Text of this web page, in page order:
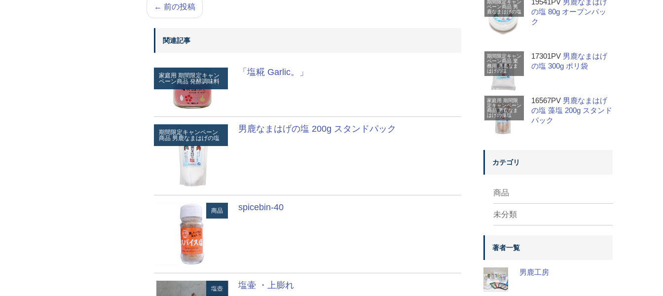
← 前の投稿
関連記事
家庭用 期間限定キャン
ペーン商品 発酵調味料
「塩糀 Garlic。」
期間限定キャンペーン
商品 男鹿なまはげの塩
男鹿なまはげの塩 200g スタンドパック
商品 spicebin-40
塩壺 塩壷 ・上膨れ
期間限定キャン
ペーン商品 男
鹿なまはげの塩
19541PV 男鹿なまはげ
の塩 80g オープンパッ
ク
期間限定キャン
ペーン商品 業
務用 男鹿なま
はげの塩
17301PV 男鹿なまはげ
の塩 300g ポリ袋
家庭用 期間限
定キャンペーン
商品 男鹿なま
はげの藻塩
16567PV 男鹿なまはげ
の塩 藻塩 200g スタンド
パック
カテゴリ
商品
未分類
著者一覧
男鹿工房